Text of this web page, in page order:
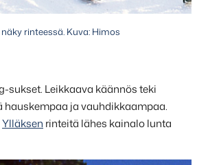
rinteessä. Kuva: Himos
sukset. Leikkaava käännös teki
hauskempaa ja vauhdikkaampaa.
Ylläksen rinteitä lähes kainalo lunta